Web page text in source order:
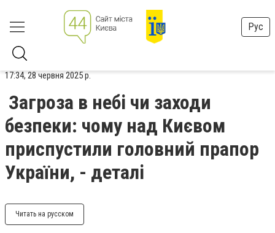
Рус
17:34, 28 червня 2025 р.
Загроза в небі чи заходи
безпеки: чому над Києвом
приспустили головний прапор
України, - деталі
Читать на русском